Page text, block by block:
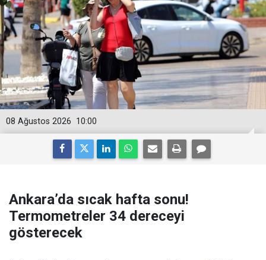
10:00
08 Ağustos 2026
Ankara’da sıcak hafta sonu!
Termometreler 34 dereceyi
gösterecek